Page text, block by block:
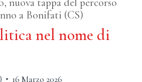
a Bonifati (CS)
nel nome di
16 Marzo 2026